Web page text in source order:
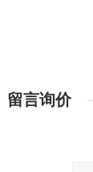
留言询价